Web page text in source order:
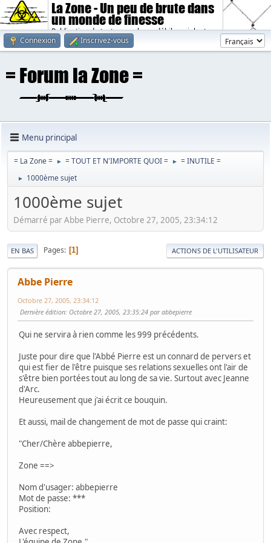
La Zone - Un peu de brute dans
un monde de finesse
Publication de textes sombres, débiles, violents.
Connexion
Inscrivez-vous
Menu principal
= La Zone = ► = TOUT ET N'IMPORTE QUOI = ► = INUTILE =
► 1000ème sujet
1000ème sujet
Démarré par Abbe Pierre, Octobre 27, 2005, 23:34:12
EN BAS Pages 1 ACTIONS DE L'UTILISATEUR
Abbe Pierre
Octobre 27, 2005, 23:34:12
Dernière édition: Octobre 27, 2005, 23:35:24 par abbepierre
Qui ne servira à rien comme les 999 précédents.
Juste pour dire que l'Abbé Pierre est un connard de pervers et
qui est fier de l'être puisque ses relations sexuelles ont l'air de
s'être bien portées tout au long de sa vie. Surtout avec Jeanne
d'Arc.
Heureusement que j'ai écrit ce bouquin.
Et aussi, mail de changement de mot de passe qui craint:
"Cher/Chère abbepierre,
Zone ==>
Nom d'usager: abbepierre
Mot de passe: ***
Position:
Avec respect,